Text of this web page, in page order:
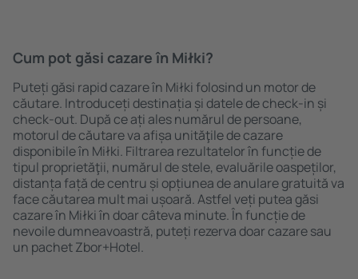
Cum pot găsi cazare în Miłki?
Puteți găsi rapid cazare în Miłki folosind un motor de
căutare. Introduceți destinația și datele de check-in și
check-out. După ce ați ales numărul de persoane,
motorul de căutare va afișa unităţile de cazare
disponibile în Miłki. Filtrarea rezultatelor în funcție de
tipul proprietăţii, numărul de stele, evaluările oaspeților,
distanța față de centru și opțiunea de anulare gratuită va
face căutarea mult mai ușoară. Astfel veți putea găsi
cazare în Miłki în doar câteva minute. În funcție de
nevoile dumneavoastră, puteți rezerva doar cazare sau
un pachet Zbor+Hotel.